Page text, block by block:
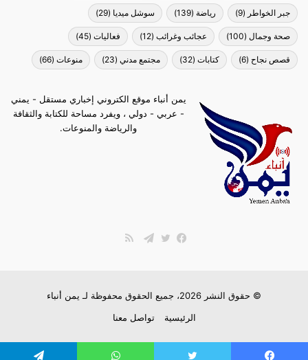
جبر الخواطر (9) رياضة (139) سوشل ميديا (29)
صحة وجمال (100) عجائب وغرائب (12) فعاليات (45)
قصص نجاح (6) كتابات (32) مجتمع مدني (23) منوعات (66)
يمن أنباء موقع الكتروني إخباري مستقل - يمني
- عربي - دولي ، ويفرد مساحة للكتابة والثقافة
والرياضة والمنوعات.
© حقوق النشر 2026، جميع الحقوق محفوظة لـ
يمن أنباء
الرئيسية
تواصل معنا